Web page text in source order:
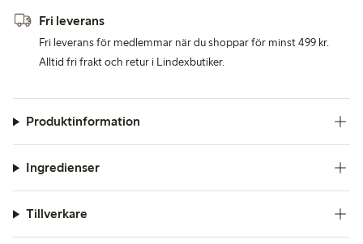
Fri leverans
Fri leverans för medlemmar när du shoppar för minst 499 kr.
Alltid fri frakt och retur i Lindexbutiker.
Produktinformation
Ingredienser
Tillverkare